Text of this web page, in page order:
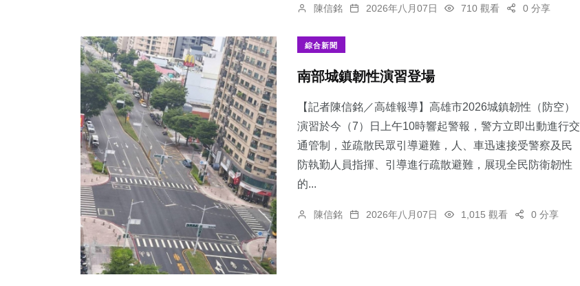
陳信銘 2026年八月07日 710 觀看 0 分享
綜合新聞
南部城鎮韌性演習登場
【記者陳信銘／高雄報導】高雄市2026城鎮韌性（防空）
演習於今（7）日上午10時響起警報，警方立即出動進行交
通管制，並疏散民眾引導避難，人、車迅速接受警察及民
防執勤人員指揮、引導進行疏散避難，展現全民防衛韌性
的...
陳信銘 2026年八月07日 1,015 觀看 0 分享